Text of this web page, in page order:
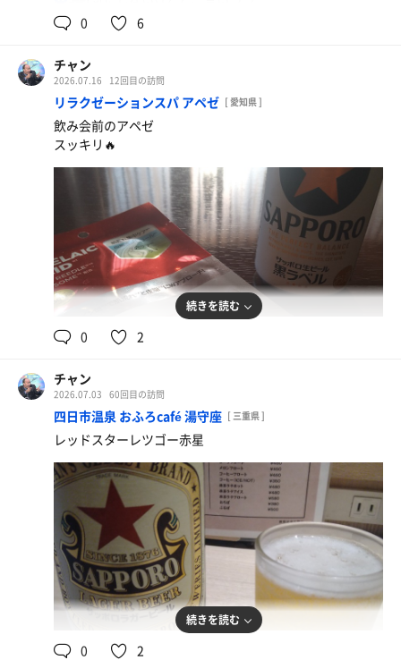
それはご家庭でやってくれ
他の人も利用する風呂屋では
洗髪洗体をしてから浴槽に浸かったり
サウナにはいるべきなのです😈
サウナ室では高校野球の予選
智弁和歌山と市立和歌山との激戦
敗れはしたけど市立和歌山の投手が
素晴らしかったですね
奥行きのあるサウナ室で
しっかり汗のかける好みのサウナです🙆
出たらかけ湯→水風呂の導線も良くて
休憩スポットも落ち着ける空間になっていて
これは近くにあれば通いたい
の浴槽が体に良さそうで
クールダウンして水分補給したあとに
ゆっくり浸かるように利用しました
会員登録すれば
入館料がお得になるハガキが頂けるので
気になる人は今がチャンス！
炭酸浸かりながら
かけ湯バシャゴシゴシして
ザブンと入る人の多さにちょっと辟易
炭酸の濃度が薄い気がした
サウナワンセットのち
電気でほぐして
おつまみセット🍻
0 6
チャン
2026.07.16 12回目の訪問
リラクゼーションスパ アペゼ [ 愛知県 ]
飲み会前のアペゼ
スッキリ🔥
続きを読む
0 2
チャン
2026.07.03 60回目の訪問
四日市温泉 おふろcafé 湯守座 [ 三重県 ]
レッドスターレツゴー赤星
続きを読む
0 2